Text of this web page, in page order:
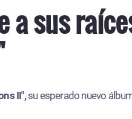
a sus
II",su esperado nuevo